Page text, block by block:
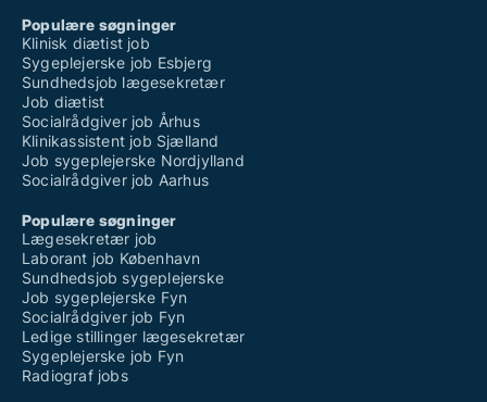
Populære søgninger
Klinisk diætist job
Sygeplejerske job Esbjerg
Sundhedsjob lægesekretær
Job diætist
Socialrådgiver job Århus
Klinikassistent job Sjælland
Job sygeplejerske Nordjylland
Socialrådgiver job Aarhus
Populære søgninger
Lægesekretær job
Laborant job København
Sundhedsjob sygeplejerske
Job sygeplejerske Fyn
Socialrådgiver job Fyn
Ledige stillinger lægesekretær
Sygeplejerske job Fyn
Radiograf jobs